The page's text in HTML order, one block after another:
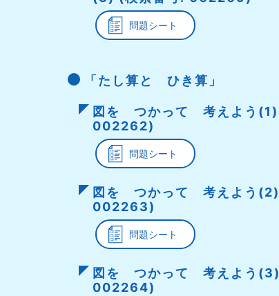
問題シート
「たし算と ひき算」
図を つかって 考えよう(1)
002262)
問題シート
図を つかって 考えよう(2)
002263)
問題シート
図を つかって 考えよう(3)
002264)